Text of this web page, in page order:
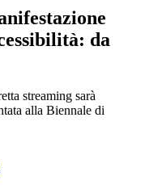
da
streaming sarà
alla Biennale di